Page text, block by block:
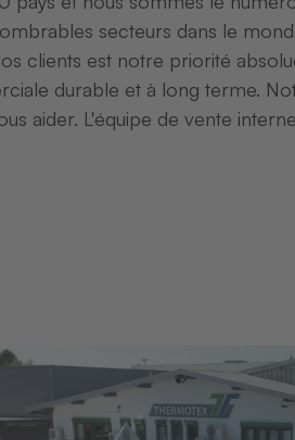
secteurs dans le
clients est notre priorité
durable et à long terme.
aider. L'équipe de vente